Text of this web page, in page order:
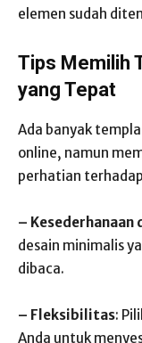
elemen sudah
Tips Memilih
yang Tepat
Ada banyak
online, namun
perhatian
– Kesederhanaan
desain minimalis
dibaca.
– Fleksibilitas:
Anda untuk